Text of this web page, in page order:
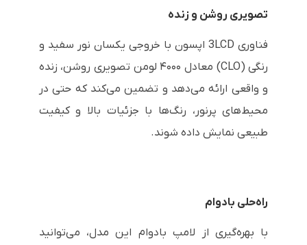
تصویری روشن و زنده
فناوری 3LCD اپسون با خروجی یکسان نور سفید و
رنگی (CLO) معادل ۴۰۰۰ لومن تصویری روشن، زنده
و واقعی ارائه می‌دهد و تضمین می‌کند که حتی در
محیط‌های پرنور، رنگ‌ها با جزئیات بالا و کیفیت
طبیعی نمایش داده شوند.
راه‌حلی بادوام
با بهره‌گیری از لامپ بادوام این مدل، می‌توانید